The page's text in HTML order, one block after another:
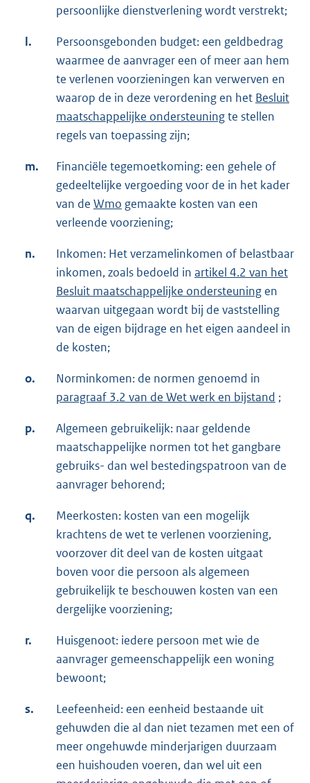
persoonlijke dienstverlening wordt verstrekt;
l.
Persoonsgebonden budget: een geldbedrag
waarmee de aanvrager een of meer aan hem
te verlenen voorzieningen kan verwerven en
waarop de in deze verordening en het Besluit
maatschappelijke ondersteuningte stellen
regels van toepassing zijn;
m.
Financiële tegemoetkoming: een gehele of
gedeeltelijke vergoeding voor de in het kader
van de Wmo gemaakte kosten van een
verleende voorziening;
n.
Inkomen: Het verzamelinkomen of belastbaar
inkomen, zoals bedoeld in artikel 4.2 van het
Besluit maatschappelijke ondersteuning en
waarvan uitgegaan wordt bij de vaststelling
van de eigen bijdrage en het eigen aandeel in
de kosten;
o.
Norminkomen: de normen genoemd in
paragraaf 3.2 van de Wet werk en bijstand ;
p.
Algemeen gebruikelijk: naar geldende
maatschappelijke normen tot het gangbare
gebruiks- dan wel bestedingspatroon van de
aanvrager behorend;
q.
Meerkosten: kosten van een mogelijk
krachtens de wet te verlenen voorziening,
voorzover dit deel van de kosten uitgaat
boven voor die persoon als algemeen
gebruikelijk te beschouwen kosten van een
dergelijke voorziening;
r.
Huisgenoot: iedere persoon met wie de
aanvrager gemeenschappelijk een woning
bewoont;
s.
Leefeenheid: een eenheid bestaande uit
gehuwden die al dan niet tezamen met een of
meer ongehuwde minderjarigen duurzaam
een huishouden voeren, dan wel uit een